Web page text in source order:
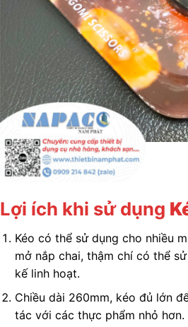
Lợi ích khi sử dụng
Kéo có thể sử dụng cho nhiều
mở nắp chai, thậm chí có thể
kế linh hoạt.
Chiều dài 260mm, kéo đủ lớn
tác với các thực phẩm nhỏ hơn.